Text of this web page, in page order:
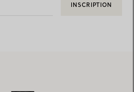
INSCRIPTION